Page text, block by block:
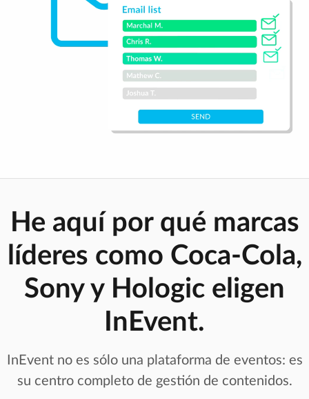
He aquí por qué marcas
líderes como Coca-Cola,
Sony y Hologic eligen
InEvent.
InEvent no es sólo una plataforma de eventos: es
su centro completo de gestión de contenidos.